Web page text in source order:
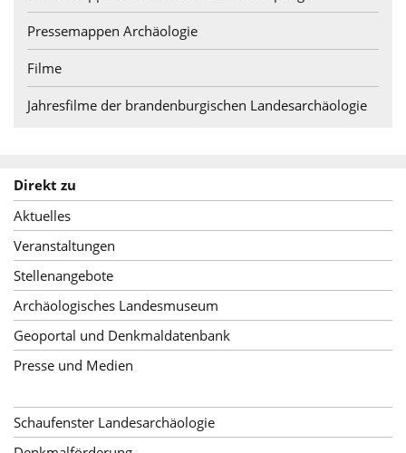
Pressemappen Archäologie
Filme
Jahresfilme der brandenburgischen Landesarchäologie
Direkt zu
Aktuelles
Veranstaltungen
Stellenangebote
Archäologisches Landesmuseum
Geoportal und Denkmaldatenbank
Presse und Medien
Schaufenster Landesarchäologie